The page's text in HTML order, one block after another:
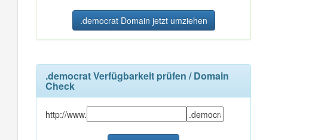
.democrat Domain jetzt umziehen
.democrat Verfügbarkeit prüfen / Domain
Check
http://www.